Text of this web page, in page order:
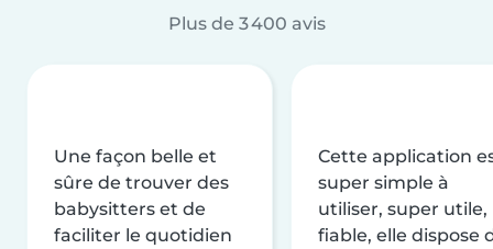
Plus de 3 400 avis
Une façon belle et
sûre de trouver des
babysitters et de
faciliter le quotidien
Cette application
super simple à
utiliser, super utile,
fiable, elle dispose